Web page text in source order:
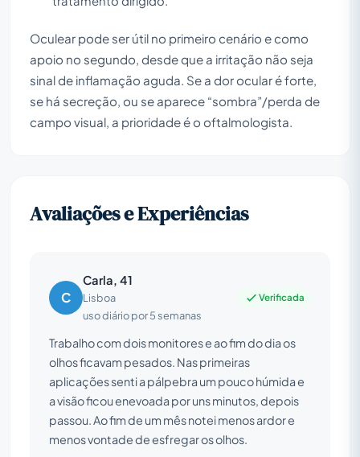
Oculear pode ser útil no primeiro cenário e como
apoio no segundo, desde que a irritação não seja
sinal de inflamação aguda. Se a dor ocular é forte,
se há secreção, ou se aparece “sombra”/perda de
campo visual, a prioridade é o oftalmologista.
Avaliações e Experiências
C
Carla, 41
Lisboa
uso diário por 5 semanas
Verificada
Trabalho com dois monitores e ao fim do dia os
olhos ficavam pesados. Nas primeiras
aplicações senti a pálpebra um pouco húmida e
a visão ficou enevoada por uns minutos, depois
passou. Ao fim de um mês notei menos ardor e
menos vontade de esfregar os olhos.